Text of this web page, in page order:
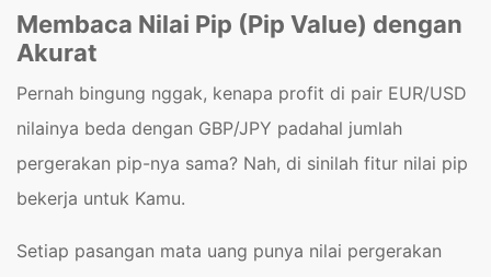
Membaca Nilai Pip (Pip Value) dengan
Akurat
Pernah bingung nggak, kenapa profit di pair EUR/USD
nilainya beda dengan GBP/JPY padahal jumlah
pergerakan pip-nya sama? Nah, di sinilah fitur nilai pip
bekerja untuk Kamu.
Setiap pasangan mata uang punya nilai pergerakan